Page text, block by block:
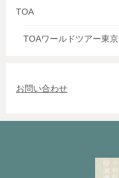
TOA
TOAワールドツアー東京
お問い合わせ